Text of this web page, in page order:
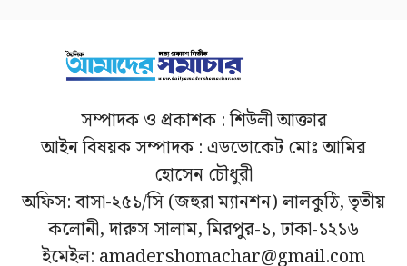
সম্পাদক ও প্রকাশক : শিউলী আক্তার
আইন বিষয়ক সম্পাদক : এডভোকেট মোঃ আমির
হোসেন চৌধুরী
অফিস: বাসা-২৫১/সি (জহুরা ম্যানশন) লালকুঠি, তৃতীয়
কলোনী, দারুস সালাম, মিরপুর-১, ঢাকা-১২১৬
ইমেইল: amadershomachar@gmail.com